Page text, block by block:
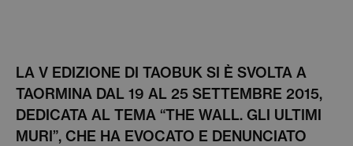
LA V EDIZIONE DI TAOBUK SI È SVOLTA A
TAORMINA DAL 19 AL 25 SETTEMBRE 2015,
DEDICATA AL TEMA “THE WALL. GLI ULTIMI
MURI”, CHE HA EVOCATO E DENUNCIATO